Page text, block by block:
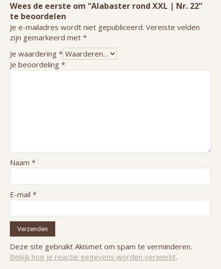
Wees de eerste om “Alabaster rond XXL | Nr. 22”
te beoordelen
Je e-mailadres wordt niet gepubliceerd. Vereiste velden
zijn gemarkeerd met *
Je waardering *
Je beoordeling *
Naam *
E-mail *
Deze site gebruikt Akismet om spam te verminderen.
Bekijk hoe je reactie gegevens worden verwerkt.